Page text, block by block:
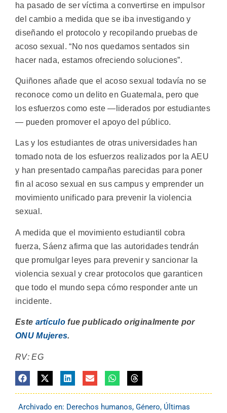
ha pasado de ser víctima a convertirse en impulsor
del cambio a medida que se iba investigando y
diseñando el protocolo y recopilando pruebas de
acoso sexual. “No nos quedamos sentados sin
hacer nada, estamos ofreciendo soluciones”.
Quiñones añade que el acoso sexual todavía no se
reconoce como un delito en Guatemala, pero que
los esfuerzos como este —liderados por estudiantes
— pueden promover el apoyo del público.
Las y los estudiantes de otras universidades han
tomado nota de los esfuerzos realizados por la AEU
y han presentado campañas parecidas para poner
fin al acoso sexual en sus campus y emprender un
movimiento unificado para prevenir la violencia
sexual.
A medida que el movimiento estudiantil cobra
fuerza, Sáenz afirma que las autoridades tendrán
que promulgar leyes para prevenir y sancionar la
violencia sexual y crear protocolos que garanticen
que todo el mundo sepa cómo responder ante un
incidente.
Este artículofue publicado originalmente por
ONU Mujeres.
RV: EG
Archivado en: Derechos humanos, Género, Últimas